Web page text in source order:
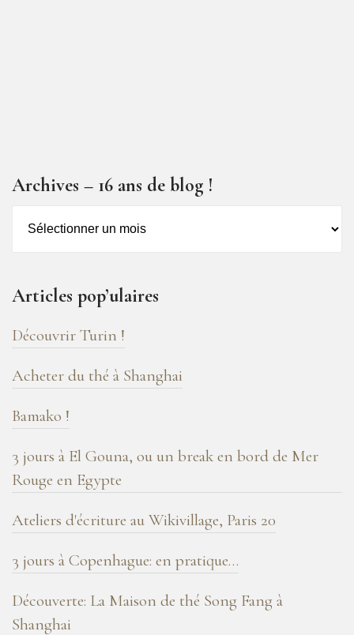
Archives – 16 ans de blog !
de
blog
!
Articles pop’ulaires
Découvrir Turin !
Acheter du thé à Shanghai
Bamako !
3 jours à El Gouna, ou un break en bord de Mer
Rouge en Egypte
Ateliers d'écriture au Wikivillage, Paris 20
3 jours à Copenhague: en pratique…
Découverte: La Maison de thé Song Fang à
Shanghai